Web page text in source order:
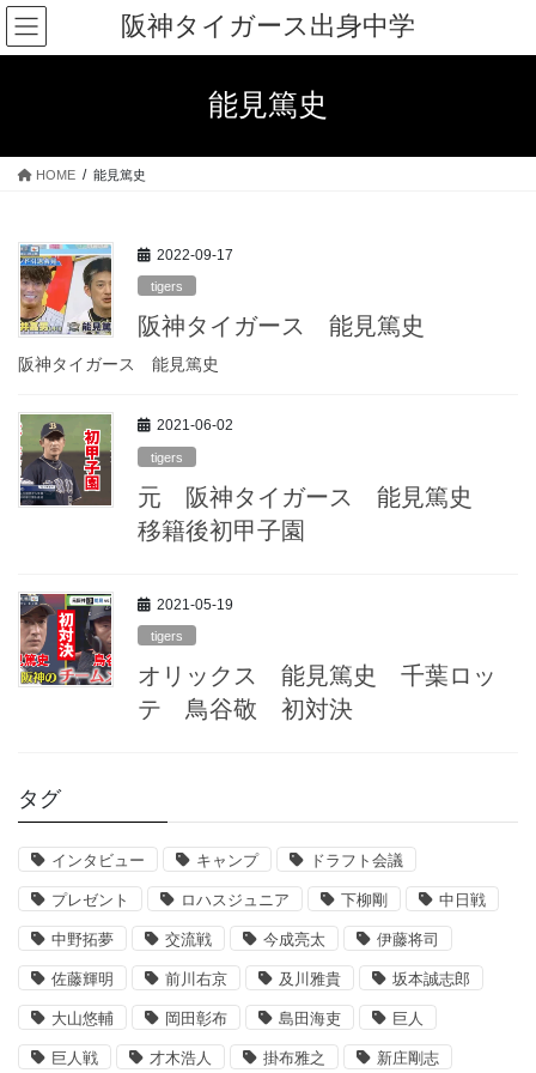
コ
ン
テ
ス
ナ
ビ
ゲ
ン
阪神タイガース出身中学
能見篤史
HOME 能見篤史
2022-09-17
tigers
阪神タイガース 能見篤史
阪神タイガース 能見篤史
2021-06-02
tigers
元 阪神タイガース 能見篤史
移籍後初甲子園
2021-05-19
tigers
オリックス 能見篤史 千葉ロッ
テ 鳥谷敬 初対決
タグ
インタビュー キャンプ ドラフト会議
プレゼント ロハスジュニア 下柳剛 中日戦
中野拓夢 交流戦 今成亮太 伊藤将司
佐藤輝明 前川右京 及川雅貴 坂本誠志郎
大山悠輔 岡田彰布 島田海吏 巨人
巨人戦 才木浩人 掛布雅之 新庄剛志